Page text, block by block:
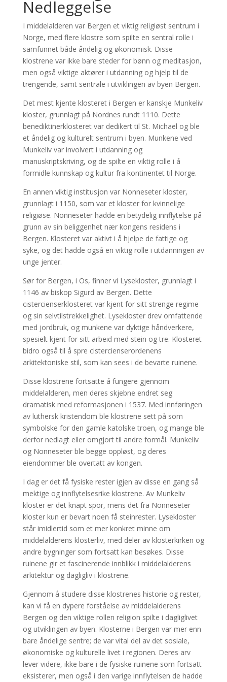
Nedleggelse
I middelalderen var Bergen et viktig religiøst sentrum i
Norge, med flere klostre som spilte en sentral rolle i
samfunnet både åndelig og økonomisk. Disse
klostrene var ikke bare steder for bønn og meditasjon,
men også viktige aktører i utdanning og hjelp til de
trengende, samt sentrale i utviklingen av byen Bergen.
Det mest kjente klosteret i Bergen er kanskje Munkeliv
kloster, grunnlagt på Nordnes rundt 1110. Dette
benediktinerklosteret var dedikert til St. Michael og ble
et åndelig og kulturelt sentrum i byen. Munkene ved
Munkeliv var involvert i utdanning og
manuskriptskriving, og de spilte en viktig rolle i å
formidle kunnskap og kultur fra kontinentet til Norge.
En annen viktig institusjon var Nonneseter kloster,
grunnlagt i 1150, som var et kloster for kvinnelige
religiøse. Nonneseter hadde en betydelig innflytelse på
grunn av sin beliggenhet nær kongens residens i
Bergen. Klosteret var aktivt i å hjelpe de fattige og
syke, og det hadde også en viktig rolle i utdanningen av
unge jenter.
Sør for Bergen, i Os, finner vi Lysekloster, grunnlagt i
1146 av biskop Sigurd av Bergen. Dette
cistercienserklosteret var kjent for sitt strenge regime
og sin selvtilstrekkelighet. Lysekloster drev omfattende
med jordbruk, og munkene var dyktige håndverkere,
spesielt kjent for sitt arbeid med stein og tre. Klosteret
bidro også til å spre cistercienserordenens
arkitektoniske stil, som kan sees i de bevarte ruinene.
Disse klostrene fortsatte å fungere gjennom
middelalderen, men deres skjebne endret seg
dramatisk med reformasjonen i 1537. Med innføringen
av luthersk kristendom ble klostrene sett på som
symbolske for den gamle katolske troen, og mange ble
derfor nedlagt eller omgjort til andre formål. Munkeliv
og Nonneseter ble begge oppløst, og deres
eiendommer ble overtatt av kongen.
I dag er det få fysiske rester igjen av disse en gang så
mektige og innflytelsesrike klostrene. Av Munkeliv
kloster er det knapt spor, mens det fra Nonneseter
kloster kun er bevart noen få steinrester. Lysekloster
står imidlertid som et mer konkret minne om
middelalderens klosterliv, med deler av klosterkirken og
andre bygninger som fortsatt kan besøkes. Disse
ruinene gir et fascinerende innblikk i middelalderens
arkitektur og dagligliv i klostrene.
Gjennom å studere disse klostrenes historie og rester,
kan vi få en dypere forståelse av middelalderens
Bergen og den viktige rollen religion spilte i dagliglivet
og utviklingen av byen. Klosterne i Bergen var mer enn
bare åndelige sentre; de var vital del av det sosiale,
økonomiske og kulturelle livet i regionen. Deres arv
lever videre, ikke bare i de fysiske ruinene som fortsatt
eksisterer, men også i den varige innflytelsen de hadde